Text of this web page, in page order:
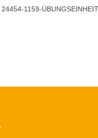
24454-1159-